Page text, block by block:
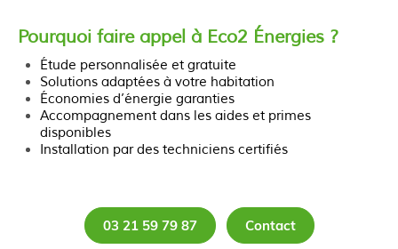
Pourquoi faire appel à Eco2 Énergies ?
Étude personnalisée et gratuite
Solutions adaptées à votre habitation
Économies d’énergie garanties
Accompagnement dans les aides et primes
disponibles
Installation par des techniciens certifiés
03 21 59 79 87 Contact